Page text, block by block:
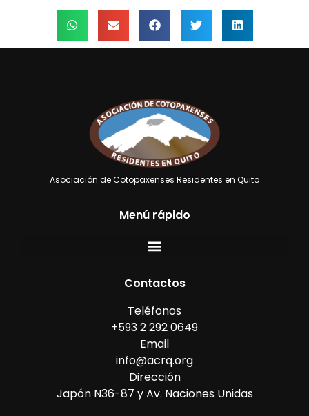
Asociación de Cotopaxenses Residentes en Quito
Menú rápido
Contactos
Teléfonos
+593 2 292 0649
Email
info@acrq.org
Dirección
Japón N36-87 y Av. Naciones Unidas